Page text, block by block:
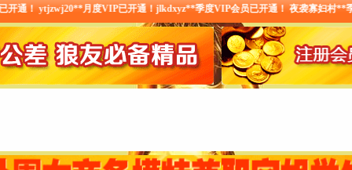
已开通！jlkdxyz**季度VIP会员已开通！ 夜袭寡妇村**